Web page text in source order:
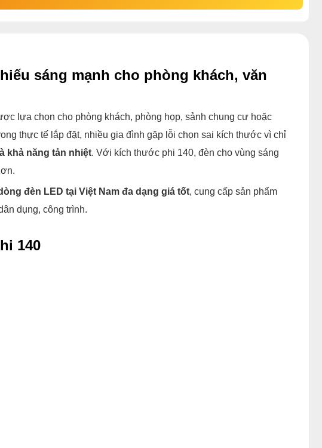
sáng mạnh cho phòng khách, văn
lựa chọn cho phòng khách, phòng họp, sảnh chung cư hoặc
thực tế lắp đặt, nhiều gia đình gặp lỗi chọn sai kích thước vì chỉ
khả năng tản nhiệt. Với kích thước phi 140, đèn cho vùng sáng
đèn LED tại Việt Nam đa dạng giá tốt, cung cấp sản phẩm
dụng, công trình.
140